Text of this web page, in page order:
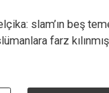
slam’ın beş
farz